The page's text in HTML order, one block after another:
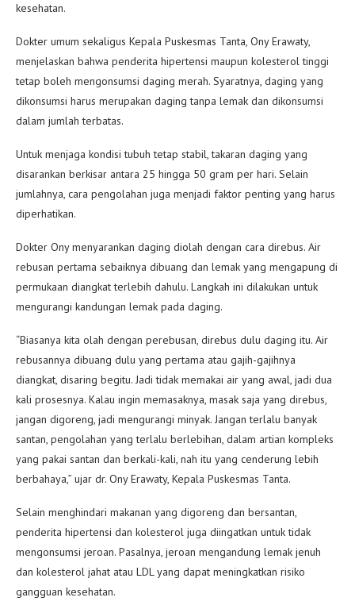
kesehatan.
Dokter umum sekaligus Kepala Puskesmas Tanta, Ony Erawaty,
menjelaskan bahwa penderita hipertensi maupun kolesterol tinggi
tetap boleh mengonsumsi daging merah. Syaratnya, daging yang
dikonsumsi harus merupakan daging tanpa lemak dan dikonsumsi
dalam jumlah terbatas.
Untuk menjaga kondisi tubuh tetap stabil, takaran daging yang
disarankan berkisar antara 25 hingga 50 gram per hari. Selain
jumlahnya, cara pengolahan juga menjadi faktor penting yang harus
diperhatikan.
Dokter Ony menyarankan daging diolah dengan cara direbus. Air
rebusan pertama sebaiknya dibuang dan lemak yang mengapung di
permukaan diangkat terlebih dahulu. Langkah ini dilakukan untuk
mengurangi kandungan lemak pada daging.
“Biasanya kita olah dengan perebusan, direbus dulu daging itu. Air
rebusannya dibuang dulu yang pertama atau gajih-gajihnya
diangkat, disaring begitu. Jadi tidak memakai air yang awal, jadi dua
kali prosesnya. Kalau ingin memasaknya, masak saja yang direbus,
jangan digoreng, jadi mengurangi minyak. Jangan terlalu banyak
santan, pengolahan yang terlalu berlebihan, dalam artian kompleks
yang pakai santan dan berkali-kali, nah itu yang cenderung lebih
berbahaya,” ujar dr. Ony Erawaty, Kepala Puskesmas Tanta.
Selain menghindari makanan yang digoreng dan bersantan,
penderita hipertensi dan kolesterol juga diingatkan untuk tidak
mengonsumsi jeroan. Pasalnya, jeroan mengandung lemak jenuh
dan kolesterol jahat atau LDL yang dapat meningkatkan risiko
gangguan kesehatan.